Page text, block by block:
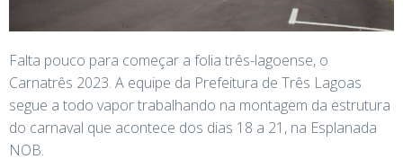
Falta pouco para começar a folia três-lagoense, o
Carnatrês 2023. A equipe da Prefeitura de Três Lagoas
segue a todo vapor trabalhando na montagem da estrutura
do carnaval que acontece dos dias 18 a 21, na Esplanada
NOB.